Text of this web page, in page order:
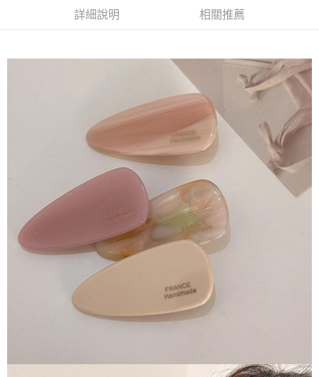
每筆NT$65，滿NT$688(含以上)免運費
每筆NT$65，滿NT$688(含以上)免運費
每筆NT$65，滿NT$688(含以上)免運費
每筆NT$80，滿NT$1,000(含以上)免運費
每筆NT$125，滿NT$1,500(含以上)免運費
其他海外郵寄
香港澳門地區
詳細說明 相關推薦